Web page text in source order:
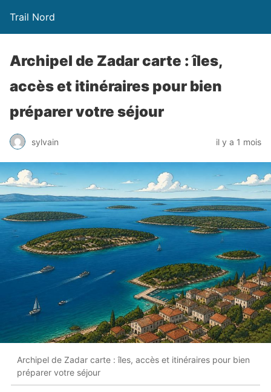
Trail Nord
Archipel de Zadar carte : îles,
accès et itinéraires pour bien
préparer votre séjour
sylvain il y a 1 mois
Archipel de Zadar carte : îles, accès et itinéraires pour bien
préparer votre séjour